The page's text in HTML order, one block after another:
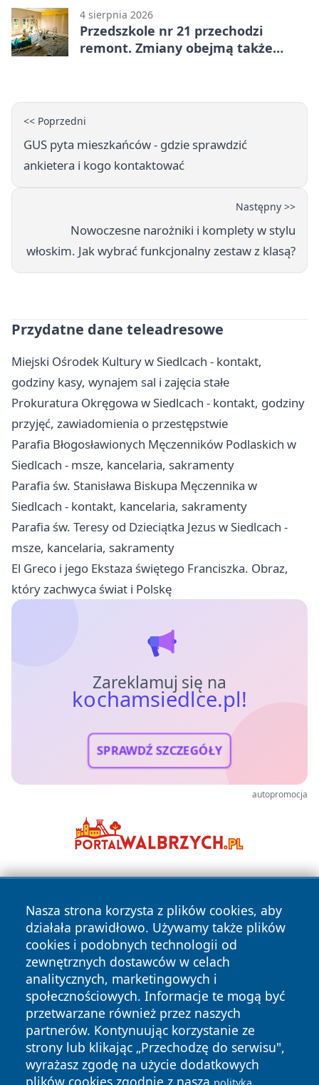
4 sierpnia 2026
Przedszkole nr 21 przechodzi
remont. Zmiany obejmą także
<< Poprzedni
GUS pyta mieszkańców - gdzie sprawdzić
ankietera i kogo kontaktować
Następny >>
Nowoczesne narożniki i komplety w stylu
włoskim. Jak wybrać funkcjonalny zestaw z klasą?
Przydatne dane teleadresowe
Miejski Ośrodek Kultury w Siedlcach - kontakt,
godziny kasy, wynajem sal i zajęcia stałe
Prokuratura Okręgowa w Siedlcach - kontakt, godziny
przyjęć, zawiadomienia o przestępstwie
Parafia Błogosławionych Męczenników Podlaskich w
Siedlcach - msze, kancelaria, sakramenty
Parafia św. Stanisława Biskupa Męczennika w
Siedlcach - kontakt, kancelaria, sakramenty
Parafia św. Teresy od Dzieciątka Jezus w Siedlcach -
msze, kancelaria, sakramenty
El Greco i jego Ekstaza świętego Franciszka. Obraz,
który zachwyca świat i Polskę
Zareklamuj się na
kochamsiedlce.pl!
SPRAWDŹ SZCZEGÓŁY
autopromocja
Nasza strona korzysta z plików cookies, aby
działała prawidłowo. Używamy także plików
cookies i podobnych technologii od
zewnętrznych dostawców w celach
analitycznych, marketingowych i
społecznościowych. Informacje te mogą być
przetwarzane również przez naszych
partnerów. Kontynuując korzystanie ze
strony lub klikając „Przechodzę do serwisu",
wyrażasz zgodę na użycie dodatkowych
plików cookies zgodnie z naszą
Copyright © 2026 kochamsiedlce.pl Wszystkie prawa
zastrzeżone.
News Autorzy
Polityka
Prywatności
Polityka
Cookies